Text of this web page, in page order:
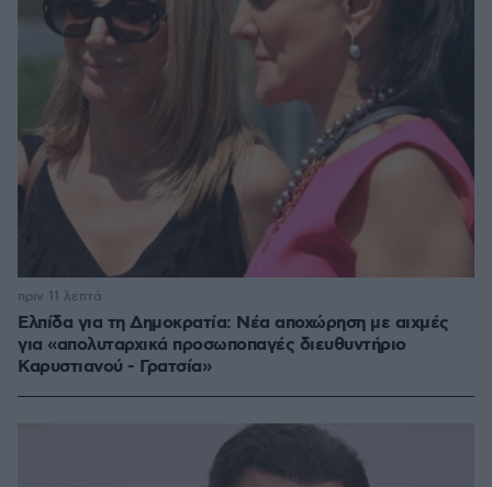
Ελπίδα για τη Δημοκρατία: Νέα αποχώρηση με αιχμές
για «απολυταρχικά προσωποπαγές διευθυντήριο
Καρυστιανού - Γρατσία»
πριν 11 λεπτά